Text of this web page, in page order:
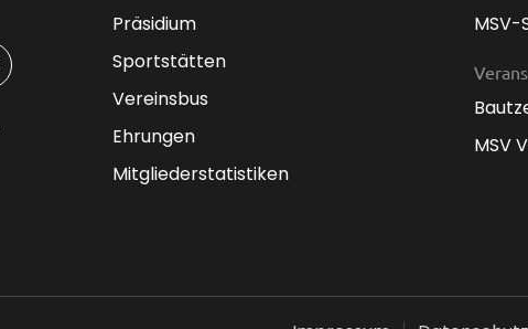
Präsidium
Sportstätten
Vereinsbus
Ehrungen
Mitgliederstatistiken
MSV-
MSV